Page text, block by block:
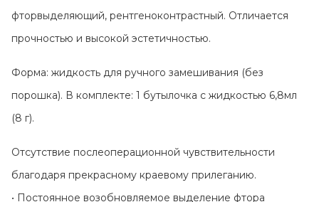
фторвыделяющий, рентгеноконтрастный. Отличается
прочностью и высокой эстетичностью.
Форма: жидкость для ручного замешивания (без
порошка). В комплекте: 1 бутылочка с жидкостью 6,8мл
(8 г).
Отсутствие послеоперационной чувствительности
благодаря прекрасному краевому прилеганию.
• Постоянное возобновляемое выделение фтора